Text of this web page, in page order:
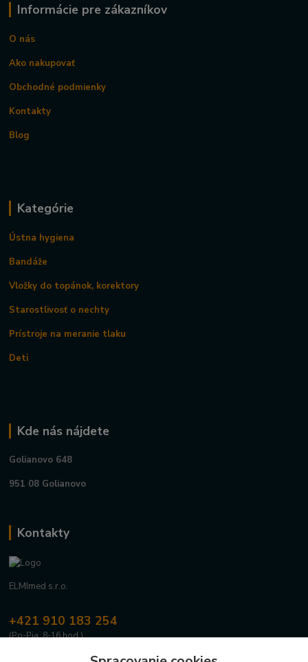
Informácie pre zákazníkov
O nás
Ako nakupovať
Obchodné podmienky
Kontakty
Blog
Kategórie
Ústna hygiena
Bandáže
Vložky do topánok, korektory
Starostlivosť o nechty
Prístroje na meranie tlaku
Deti
Kde nás nájdete
Golianovo 648
951 08 Golianovo
Kontakty
ELMImed s.r.o.
+421 910 183 254
(Po-Pia, 8-16 hod.)